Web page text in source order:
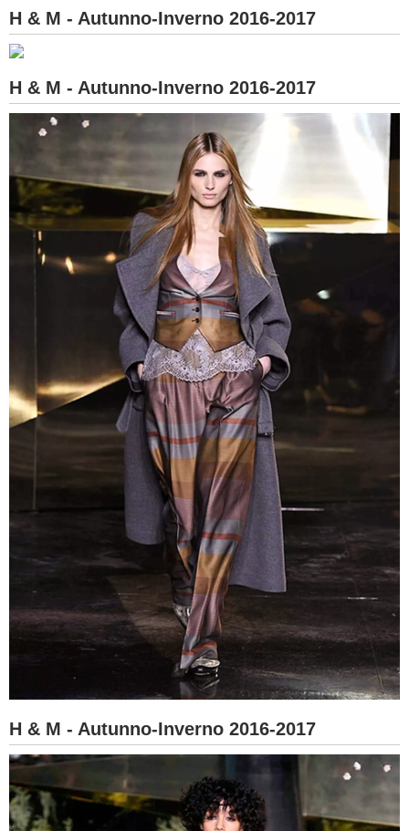
H & M - Autunno-Inverno 2016-2017
H & M - Autunno-Inverno 2016-2017
H & M - Autunno-Inverno 2016-2017